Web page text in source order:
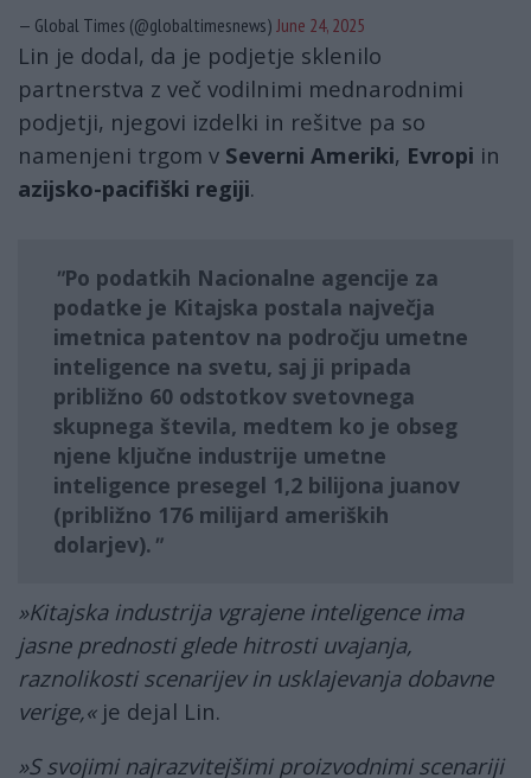
— Global Times (@globaltimesnews) June 24, 2025
Lin je dodal, da je podjetje sklenilo
partnerstva z več vodilnimi mednarodnimi
podjetji, njegovi izdelki in rešitve pa so
namenjeni trgom v Severni Ameriki, Evropi in
azijsko-pacifiški regiji.
Po podatkih Nacionalne agencije za
podatke je Kitajska postala največja
imetnica patentov na področju umetne
inteligence na svetu, saj ji pripada
približno 60 odstotkov svetovnega
skupnega števila, medtem ko je obseg
njene ključne industrije umetne
inteligence presegel 1,2 bilijona juanov
(približno 176 milijard ameriških
dolarjev).
»Kitajska industrija vgrajene inteligence ima
jasne prednosti glede hitrosti uvajanja,
raznolikosti scenarijev in usklajevanja dobavne
verige,«je dejal Lin.
»S svojimi najrazvitejšimi proizvodnimi scenariji